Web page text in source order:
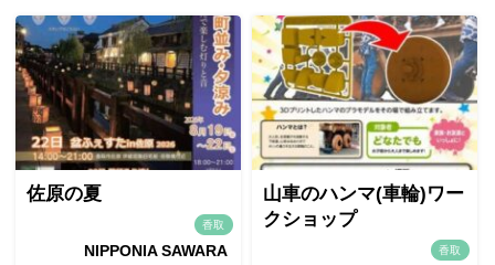
佐原の夏
香取
NIPPONIA SAWARA
山車のハンマ(車輪)ワー
クショップ
香取